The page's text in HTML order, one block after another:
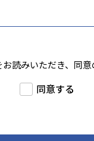
お読みいただき、同
同意する